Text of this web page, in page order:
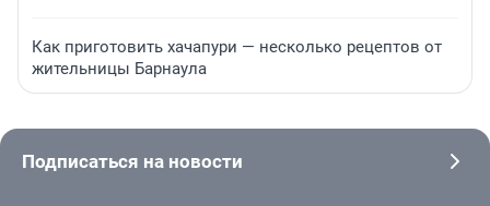
Как приготовить хачапури — несколько рецептов от
жительницы Барнаула
Подписаться на новости